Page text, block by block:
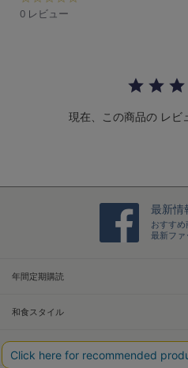
i
0 レビュー
現在、この商品の レビ
最新情
おすすめ
最新ファ
年間定期購読
和食スタイル